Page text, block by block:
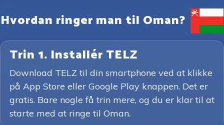
Hvordan ringer man til Oman?
Trin 1. Installér TELZ
Download TELZ til din smartphone ved at klikke
på App Store eller Google Play knappen. Det er
gratis. Bare nogle få trin mere, og du er klar til at
starte med at ringe til Oman.